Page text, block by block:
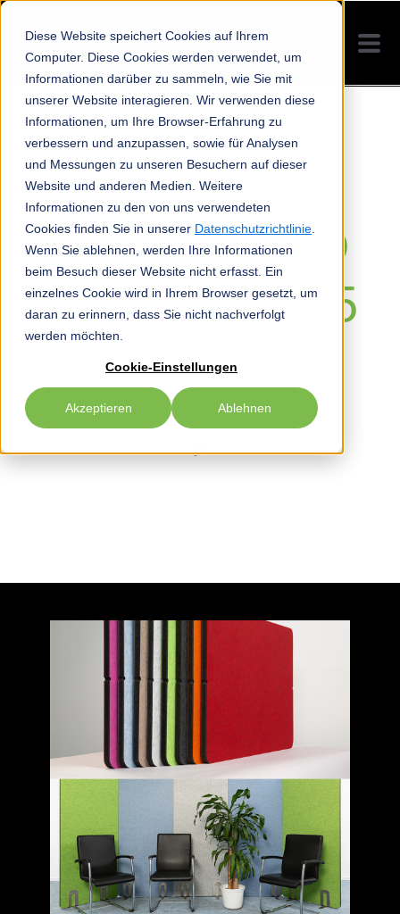
Diese Website speichert Cookies auf Ihrem
Computer. Diese Cookies werden verwendet, um
Informationen darüber zu sammeln, wie Sie mit
unserer Website interagieren. Wir verwenden diese
Informationen, um Ihre Browser-Erfahrung zu
verbessern und anzupassen, sowie für Analysen
und Messungen zu unseren Besuchern auf dieser
Website und anderen Medien. Weitere
Informationen zu den von uns verwendeten
Cookies finden Sie in unserer Datenschutzrichtlinie
Wenn Sie ablehnen, werden Ihre Informationen
beim Besuch dieser Website nicht erfasst. Ein
einzelnes Cookie wird in Ihrem Browser gesetzt, um
daran zu erinnern, dass Sie nicht nachverfolgt
werden möchten.
Cookie-Einstellungen
Akzeptieren Ablehnen
SONI
STELLWAND
1800X800X25
HELLGRAU